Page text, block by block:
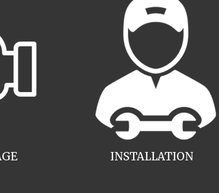
INSTALLATION